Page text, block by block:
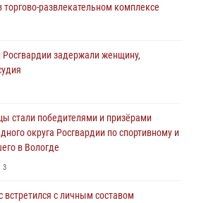
развлекательном комплексе
задержали женщину,
стали победителями и призёрами
округа Росгвардии по спортивному и
в Вологде
3
встретился с личным составом